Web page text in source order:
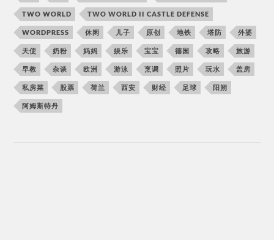
TWO WORLD TWO WORLD II CASTLE DEFENSE
WORDPRESS 休闲 儿子 原创 地铁 塔防 外婆
天使 奶粉 妈妈 娱乐 宝宝 德国 攻略 旅游
早教 杂谈 欧洲 游泳 烹调 照片 玩水 盖房
私房菜 股票 荷兰 西安 财经 足球 阳朔
阿姆斯特丹